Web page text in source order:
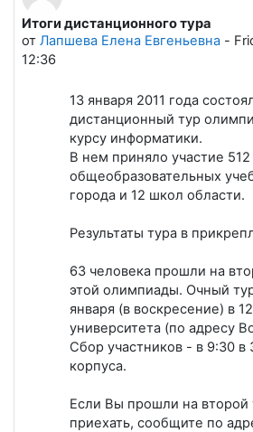
Итоги дистанционного тура
от Лапшева Елена Евгеньевна -
12:36
Количество ответов: 6
13 января 2011 года
дистанционный тур
курсу информатики.
В нем приняло участие
общеобразовательных
города и 12 школ области.
Результаты тура в
63 человека прошли на
этой олимпиады. Очный
января (в воскресение) в
университета (по адресу
Сбор участников - в 9:30 в
корпуса.
Если Вы прошли на
приехать, сообщите по